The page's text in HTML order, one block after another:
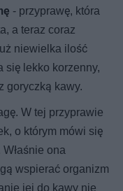
- przyprawę, która
a teraz coraz
niewielka ilość
się lekko korzenny,
goryczką kawy.
W tej przyprawie
o którym mówi się
ona
wspierać organizm
jej do kawy nie